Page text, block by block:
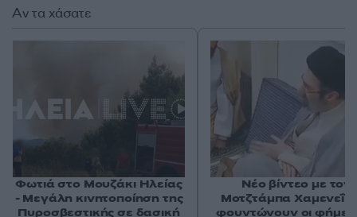
Αν τα χάσατε
Φωτιά στο Μουζάκι Ηλείας
- Μεγάλη κινητοποίηση της
Πυροσβεστικής σε δασική
Νέο βίντεο με τον
Μοτζτάμπα Χαμενεΐ
φουντώνουν οι φήμες